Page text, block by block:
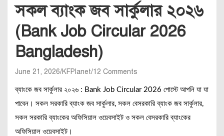
সকল ব্যাংক জব সার্কুলার ২০২৬
(Bank Job Circular 2026
Bangladesh)
June 21, 2026 KFPlanet 12 Comments
ব্যাংকে জব সার্কুলার ২০২৬ : Bank Job Circular 2026 পোস্টে আপনি যা যা
পাবেন। সকল সরকারি ব্যাংক জব সার্কুলার, সকল বেসরকারি ব্যাংক জব সার্কুলার,
সকল সরকারি ব্যাংকের অফিসিয়াল ওয়েবসাইট ও সকল বেসরকারি ব্যাংকের
অফিসিয়াল ওয়েবসাইট।